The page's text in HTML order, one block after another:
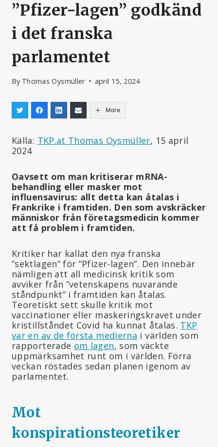
”Pfizer-lagen” godkänd
i det franska
parlamentet
By Thomas Oysmüller april 15, 2024
More
Källa: TKP.at Thomas Oysmüller, 15 april
2024
Oavsett om man kritiserar mRNA-
behandling eller masker mot
influensavirus: allt detta kan åtalas i
Frankrike i framtiden. Den som avskräcker
människor från företagsmedicin kommer
att få problem i framtiden.
Kritiker har kallat den nya franska
”sektlagen” för ”Pfizer-lagen”. Den innebär
nämligen att all medicinsk kritik som
avviker från ”vetenskapens nuvarande
ståndpunkt” i framtiden kan åtalas.
Teoretiskt sett skulle kritik mot
vaccinationer eller maskeringskravet under
kristillståndet Covid ha kunnat åtalas. TKP
var en av de första medierna i världen som
rapporterade om lagen, som väckte
uppmärksamhet runt om i världen. Förra
veckan röstades sedan planen igenom av
parlamentet.
Mot
konspirationsteoretiker